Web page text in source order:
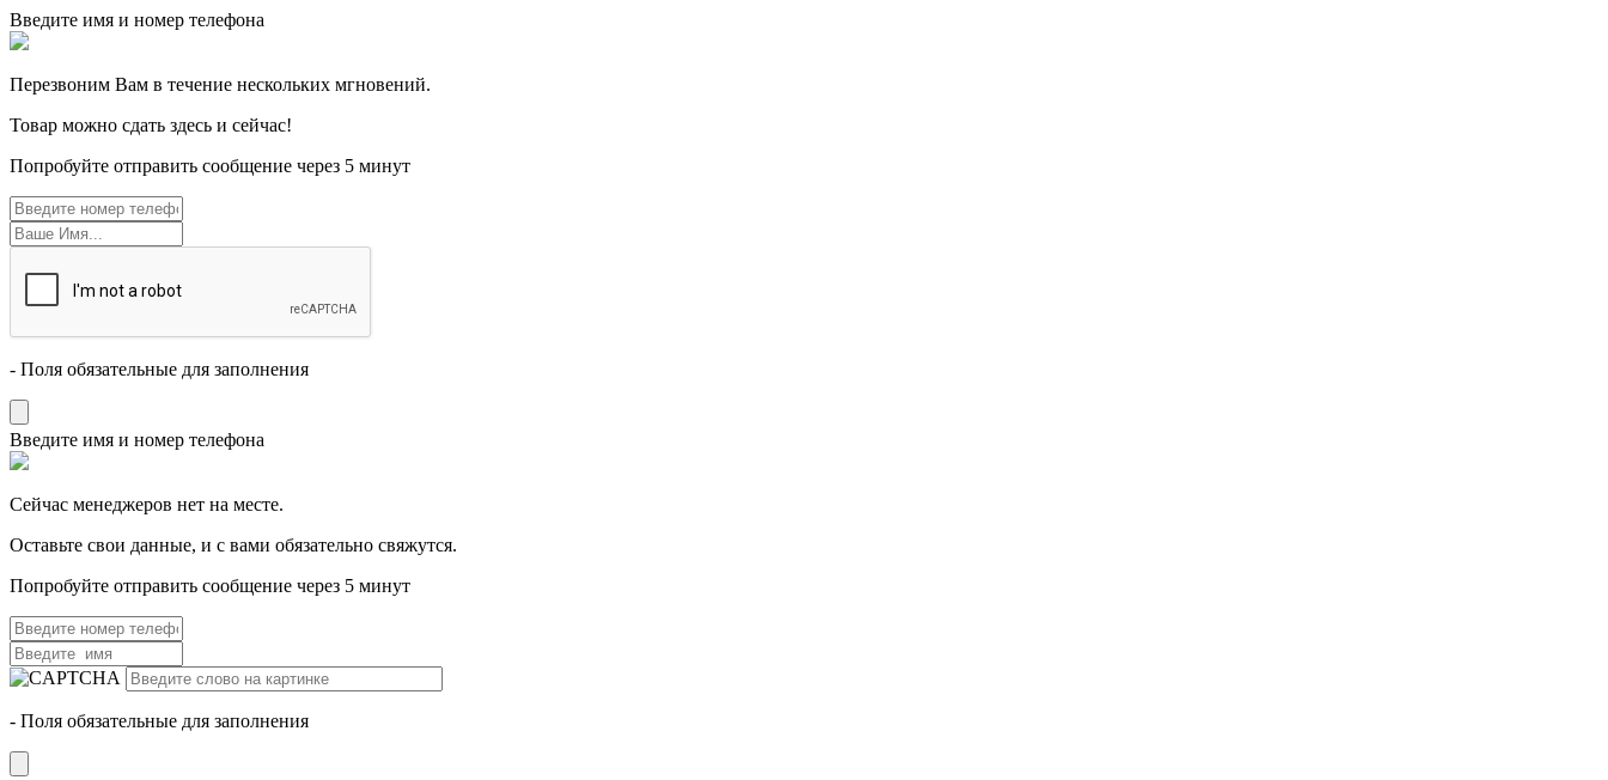
Введите имя и номер телефона
Перезвоним Вам в течение нескольких мгновений.
Товар можно сдать здесь и сейчас!
Попробуйте отправить сообщение через 5 минут
- Поля обязательные для заполнения
Введите имя и номер телефона
Cейчас менеджеров нет на месте.
Оставьте свои данные, и с вами обязательно свяжутся.
Попробуйте отправить сообщение через 5 минут
- Поля обязательные для заполнения